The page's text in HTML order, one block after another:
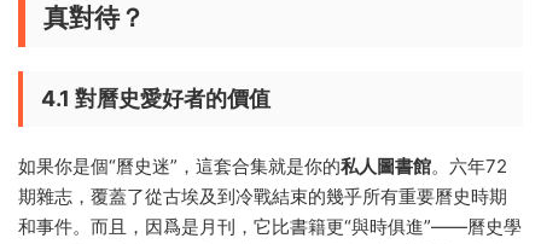
真對待？
4.1 對曆史愛好者的價值
如果你是個“曆史迷”，這套合集就是你的私人圖書館。六年72
期雜志，覆蓋了從古埃及到冷戰結束的幾乎所有重要曆史時期
和事件。而且，因爲是月刊，它比書籍更“與時俱進”——曆史學